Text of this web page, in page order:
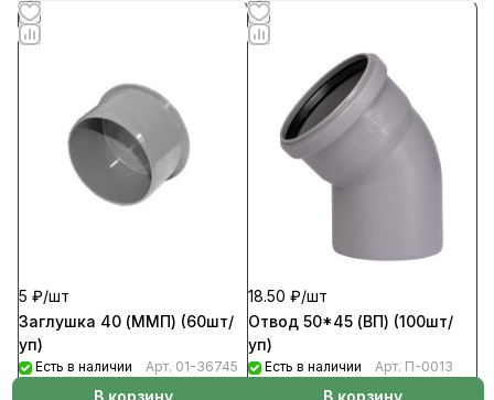
5 ₽/шт
Заглушка 40 (ММП) (60шт/
уп)
Есть в наличии Арт. 01-36745
В корзину
18.50 ₽/шт
Отвод 50*45 (ВП) (100шт/
уп)
Есть в наличии Арт. П-0013
В корзину